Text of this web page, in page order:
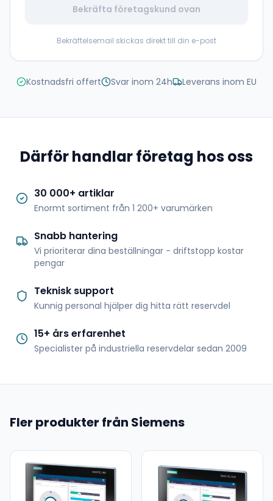
Bekräfta företagskund ovan
Bekräftelsemail skickas direkt till din e-post
Kostnadsfri offert Svar inom 24h Leverans inom EU
Därför handlar företag hos oss
30 000+ artiklar
Enormt sortiment från 1 200+ varumärken
Snabb hantering
Vi prioriterar dina beställningar - driftstopp kostar
pengar
Teknisk support
Kunnig personal hjälper dig hitta rätt reservdel
15+ års erfarenhet
Specialister på industriella reservdelar sedan 2009
Fler produkter från Siemens